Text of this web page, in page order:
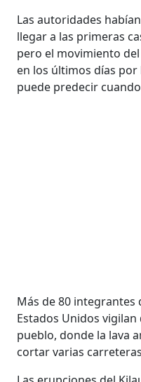
Las autoridades
llegar a las primeras
pero el movimiento
en los últimos días
puede predecir
Más de 80 integrantes
Estados Unidos
pueblo, donde la lava
cortar varias